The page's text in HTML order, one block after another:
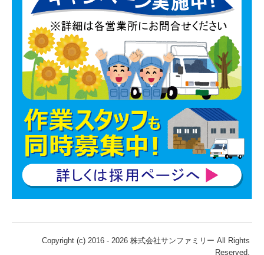
Copyright (c) 2016 - 2026 株式会社サンファミリー All Rights
Reserved.